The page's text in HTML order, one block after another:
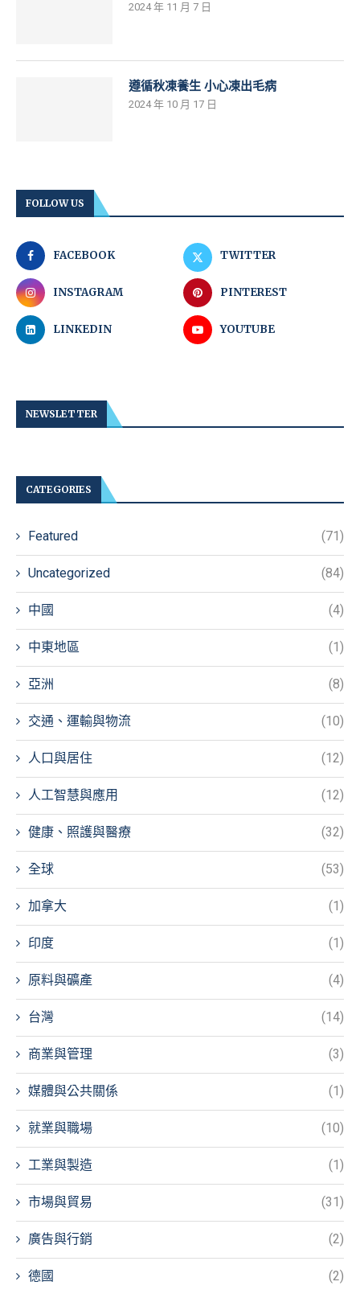
2024 年 11 月 7 日
遵循秋凍養生 小心凍出毛病
2024 年 10 月 17 日
FOLLOW US
FACEBOOK TWITTER
INSTAGRAM PINTEREST
LINKEDIN YOUTUBE
NEWSLETTER
CATEGORIES
Featured (71)
Uncategorized (84)
中國 (4)
中東地區 (1)
亞洲 (8)
交通、運輸與物流 (10)
人口與居住 (12)
人工智慧與應用 (12)
健康、照護與醫療 (32)
全球 (53)
加拿大 (1)
印度 (1)
原料與礦產 (4)
台灣 (14)
商業與管理 (3)
媒體與公共關係 (1)
就業與職場 (10)
工業與製造 (1)
市場與貿易 (31)
廣告與行銷 (2)
德國 (2)